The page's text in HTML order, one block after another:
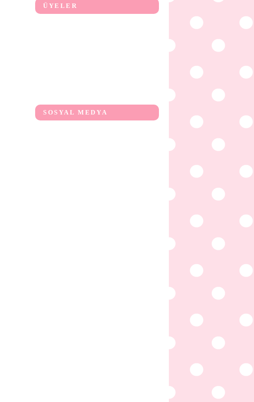
ÜYELER
SOSYAL MEDYA